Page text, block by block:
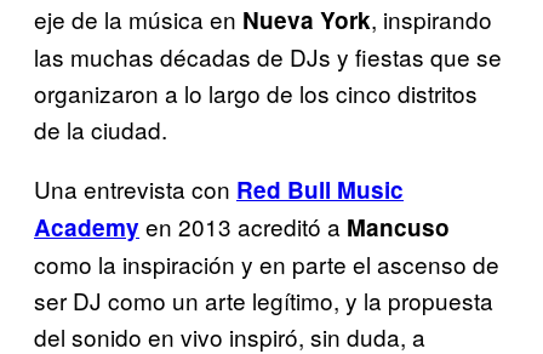
eje de la música en Nueva York, inspirando
las muchas décadas de DJs y fiestas que se
organizaron a lo largo de los cinco distritos
de la ciudad.
Una entrevista con Red Bull Music
Academy en 2013 acreditó a Mancuso
como la inspiración y en parte el ascenso de
ser DJ como un arte legítimo, y la propuesta
del sonido en vivo inspiró, sin duda, a